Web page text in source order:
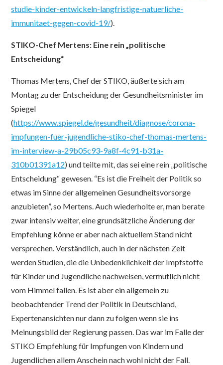
studie-kinder-entwickeln-langfristige-natuerliche-
immunitaet-gegen-covid-19/).
STIKO-Chef Mertens: Eine rein „politische
Entscheidung“
Thomas Mertens, Chef der STIKO, äußerte sich am
Montag zu der Entscheidung der Gesundheitsminister im
Spiegel
(https://www.spiegel.de/gesundheit/diagnose/corona-
impfungen-fuer-jugendliche-stiko-chef-thomas-mertens-
im-interview-a-29b05c93-9a8f-4c91-b31a-
310b01391a12) und teilte mit, das sei eine rein „politische
Entscheidung“ gewesen. “Es ist die Freiheit der Politik so
etwas im Sinne der allgemeinen Gesundheitsvorsorge
anzubieten”, so Mertens. Auch wiederholte er, man berate
zwar intensiv weiter, eine grundsätzliche Änderung der
Empfehlung könne er aber nach aktuellem Stand nicht
versprechen. Verständlich, auch in der nächsten Zeit
werden Studien, die die Unbedenklichkeit der Impfstoffe
für Kinder und Jugendliche nachweisen, vermutlich nicht
vom Himmel fallen. Es ist aber ein allgemein zu
beobachtender Trend der Politik in Deutschland,
Expertenansichten nur dann zu folgen wenn sie ins
Meinungsbild der Regierung passen. Das war im Falle der
STIKO Empfehlung für Impfungen von Kindern und
Jugendlichen allem Anschein nach wohl nicht der Fall.